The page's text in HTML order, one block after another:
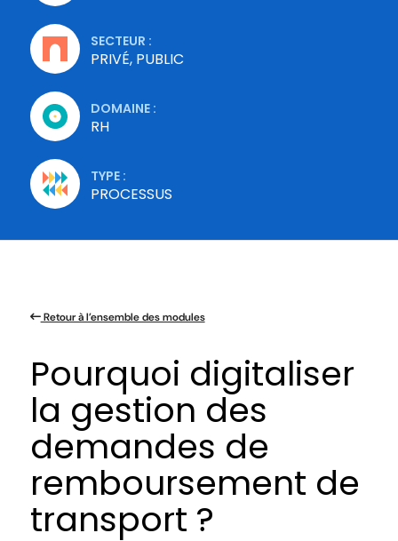
SECTEUR :
PRIVÉ, PUBLIC
DOMAINE :
RH
TYPE :
PROCESSUS
Retour à l’ensemble des modules
Pourquoi digitaliser
la gestion des
demandes de
remboursement de
transport ?